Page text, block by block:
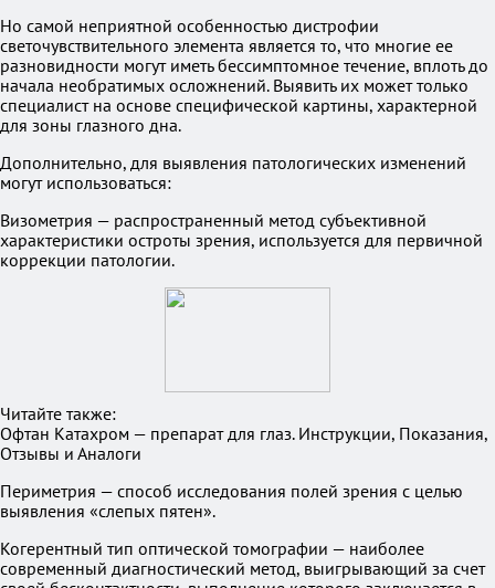
Но самой неприятной особенностью дистрофии
светочувствительного элемента является то, что многие ее
разновидности могут иметь бессимптомное течение, вплоть до
начала необратимых осложнений. Выявить их может только
специалист на основе специфической картины, характерной
для зоны глазного дна.
Дополнительно, для выявления патологических изменений
могут использоваться:
Визометрия — распространенный метод субъективной
характеристики остроты зрения, используется для первичной
коррекции патологии.
Читайте также:
Офтан Катахром — препарат для глаз. Инструкции, Показания,
Отзывы и Аналоги
Периметрия — способ исследования полей зрения с целью
выявления «слепых пятен».
Когерентный тип оптической томографии — наиболее
современный диагностический метод, выигрывающий за счет